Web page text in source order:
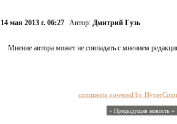
14 мая 2013 г. 06:27 Автор: Дмитрий Гузь
Мнение автора может не совпадать с мнением
comments powered by
« Предыдущая новость «